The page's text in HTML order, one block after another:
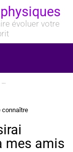
évoluer votre
connaître
mes amis